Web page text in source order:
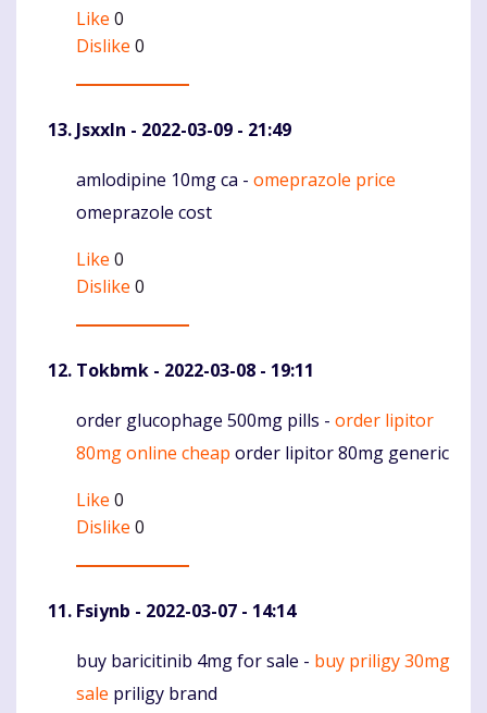
Like 0
Dislike 0
Jsxxln - 2022-03-09 - 21:49
Komentaras
amlodipine 10mg ca - omeprazole price
omeprazole cost
Like 0
Dislike 0
Tokbmk - 2022-03-08 - 19:11
Komentaras
order glucophage 500mg pills - order lipitor
80mg online cheap order lipitor 80mg generic
Like 0
Dislike 0
Fsiynb - 2022-03-07 - 14:14
Komentaras
buy baricitinib 4mg for sale - buy priligy 30mg
sale priligy brand